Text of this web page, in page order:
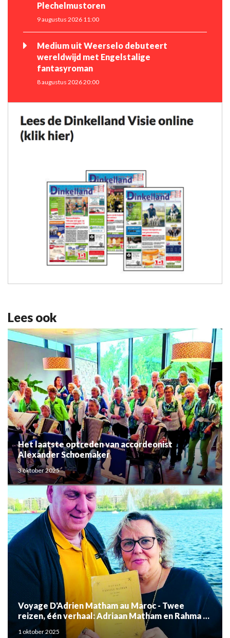
Plechelmustoren
9 augustus 2026 11:00
Medium uit Weerselo debuteert
wereldwijd met Engelstalige
fantasyroman
8 augustus 2026 20:00
Lees ook
Het laatste optreden van accordeonist
Alexander Schoemaker
3 oktober 2025
Voyage D'Adrien Matham au Maroc - Twee
reizen, één verhaal: Adriaan Matham en Rahma el
Mouden
1 oktober 2025